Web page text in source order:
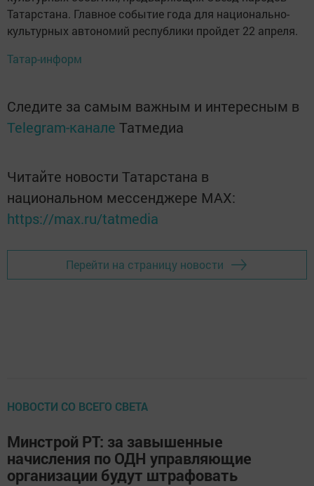
Татарстана. Главное событие года для национально-
культурных автономий республики пройдет 22 апреля.
Татар-информ
Следите за самым важным и интересным в
Telegram-канале Татмедиа
Читайте новости Татарстана в
национальном мессенджере MАХ:
https://max.ru/tatmedia
Перейти на страницу новости
НОВОСТИ СО ВСЕГО СВЕТА
Минстрой РТ: за завышенные
начисления по ОДН управляющие
организации будут штрафовать